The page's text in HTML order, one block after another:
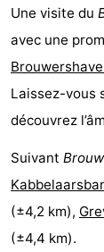
jeux
de
intérieures
Bowling
-
de
mini-
golf
de
bien-
être
Villages
&
villes
Nature
Visites
guidées
Sports
Une visite du
avec une
Laissez-vous
découvrez
Suivant
(±4,2 km),
(±4,4 km).